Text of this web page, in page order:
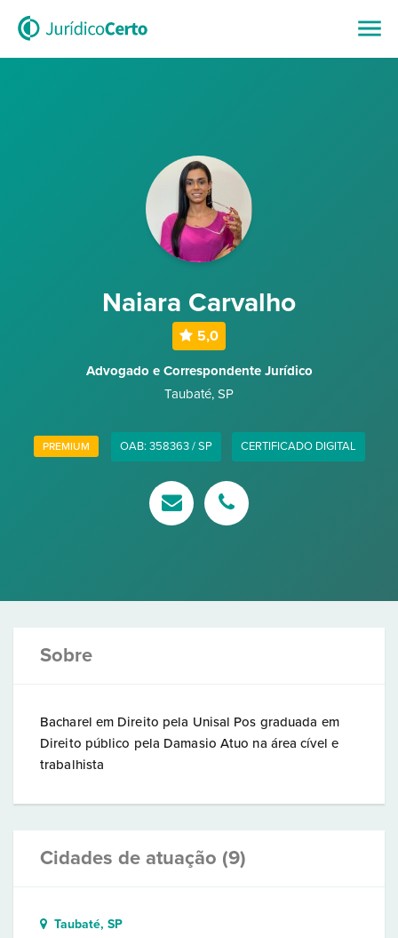
Naiara Carvalho
5,0
Advogado e Correspondente Jurídico
Taubaté, SP
PREMIUM OAB: 358363 / SP CERTIFICADO DIGITAL
Sobre
Bacharel em Direito pela Unisal Pos graduada em
Direito público pela Damasio Atuo na área cível e
trabalhista
Cidades de atuação (9)
Taubaté, SP